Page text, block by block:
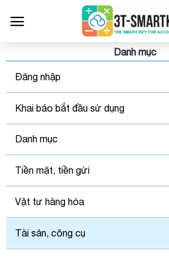
qua
Danh mục
Đăng nhập
Khai báo bắt đầu sử dụng
Danh mục
Tiền mặt, tiền gửi
Vật tư hàng hóa
Tài sản, công cụ